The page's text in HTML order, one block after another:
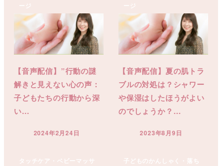
ージ
【音声配信】”行動の謎
解きと見えない心の声：
子どもたちの行動から深
い…
投稿日
2024年2月24日
ージ
【音声配信】夏の肌トラ
ブルの対処は？シャワー
や保湿はしたほうがよい
のでしょうか？…
投稿日
2023年8月9日
タッチケア・ベビーマッサ
子どものかんしゃく・落ち